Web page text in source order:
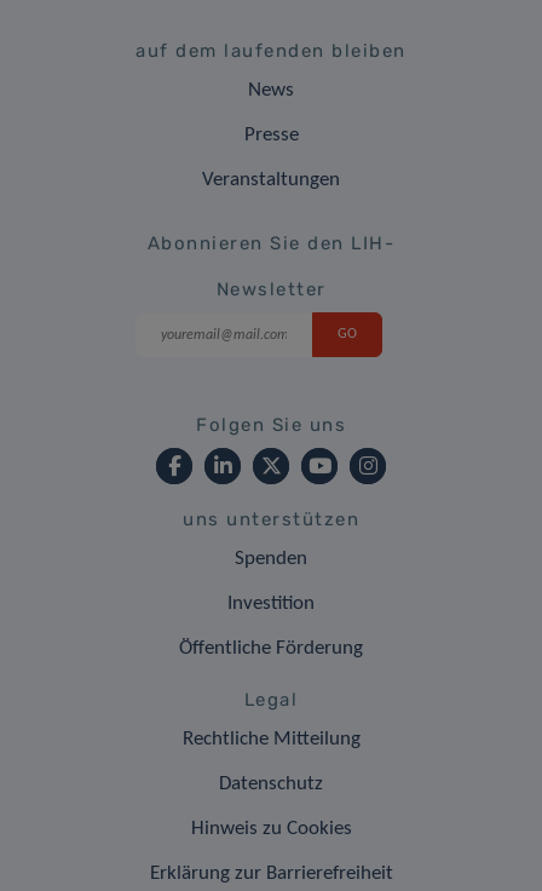
auf dem laufenden bleiben
News
Presse
Veranstaltungen
Abonnieren Sie den LIH-
Newsletter
Folgen Sie uns
uns unterstützen
Spenden
Investition
Öffentliche Förderung
Legal
Rechtliche Mitteilung
Datenschutz
Hinweis zu Cookies
Erklärung zur Barrierefreiheit